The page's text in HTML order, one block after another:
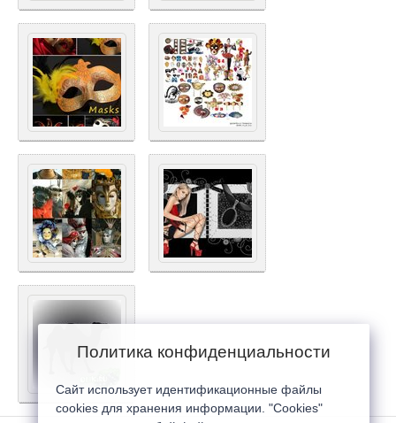
Политика конфиденциальности
Сайт использует идентификационные файлы
cookies для хранения информации. "Cookies"